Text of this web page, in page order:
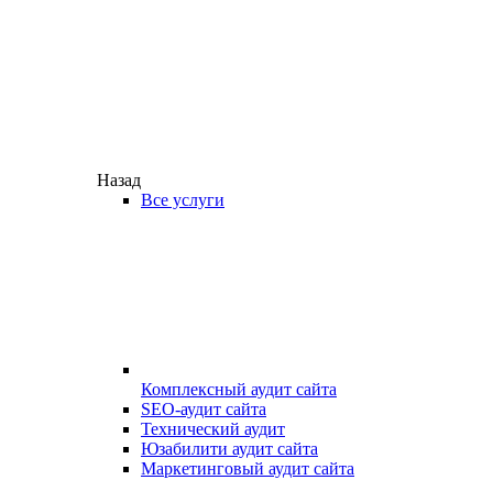
Назад
Все услуги
Комплексный аудит сайта
SEO-аудит сайта
Технический аудит
Юзабилити аудит сайта
Маркетинговый аудит сайта